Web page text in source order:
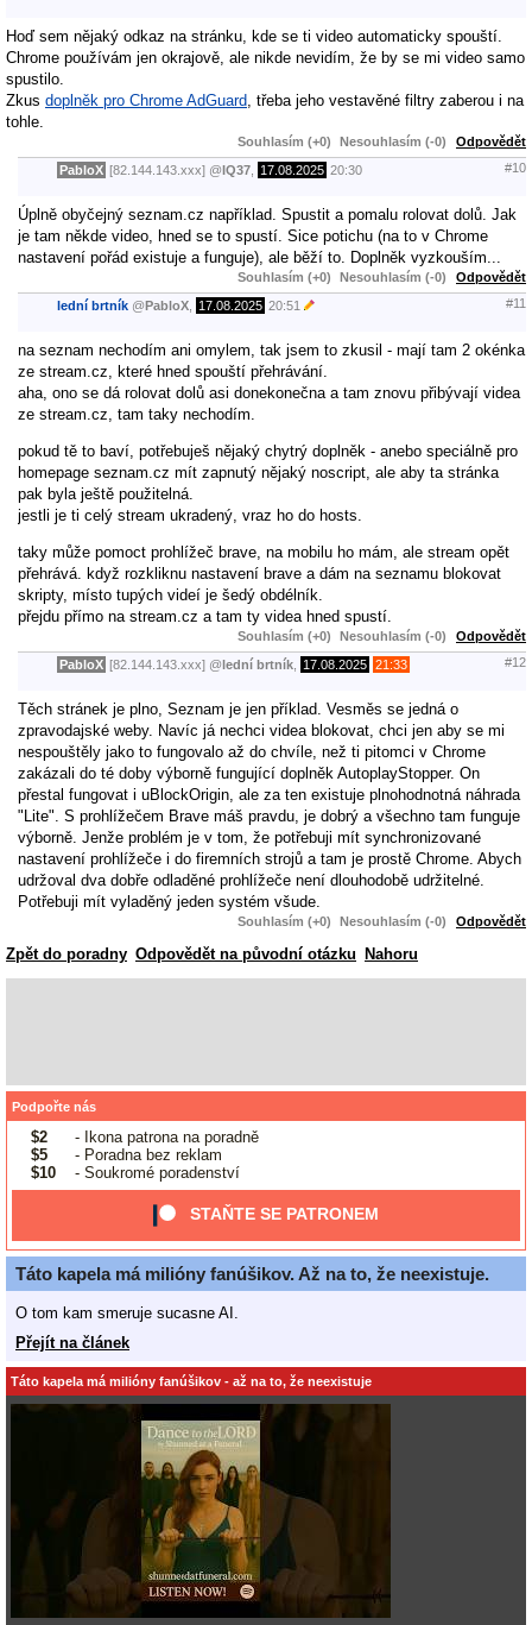
Hoď sem nějaký odkaz na stránku, kde se ti video automaticky spouští.
Chrome používám jen okrajově, ale nikde nevidím, že by se mi video samo
spustilo.
Zkus doplněk pro Chrome AdGuard , třeba jeho vestavěné filtry zaberou i na
tohle.
Souhlasím (+0) Nesouhlasím (-0) Odpovědět
PabloX [82.144.143.xxx] @IQ37 17.08.2025 20:30 #10
Úplně obyčejný seznam.cz například. Spustit a pomalu rolovat dolů. Jak
je tam někde video, hned se to spustí. Sice potichu (na to v Chrome
nastavení pořád existuje a funguje), ale běží to. Doplněk vyzkouším...
Souhlasím (+0) Nesouhlasím (-0) Odpovědět
lední brtník @PabloX 17.08.2025 20:51 #11
na seznam nechodím ani omylem, tak jsem to zkusil - mají tam 2 okénka
ze stream.cz, které hned spouští přehrávání.
aha, ono se dá rolovat dolů asi donekonečna a tam znovu přibývají videa
ze stream.cz, tam taky nechodím.
pokud tě to baví, potřebuješ nějaký chytrý doplněk - anebo speciálně pro
homepage seznam.cz mít zapnutý nějaký noscript, ale aby ta stránka
pak byla ještě použitelná.
jestli je ti celý stream ukradený, vraz ho do hosts.
taky může pomoct prohlížeč brave, na mobilu ho mám, ale stream opět
přehrává. když rozkliknu nastavení brave a dám na seznamu blokovat
skripty, místo tupých videí je šedý obdélník.
přejdu přímo na stream.cz a tam ty videa hned spustí.
Souhlasím (+0) Nesouhlasím (-0) Odpovědět
PabloX [82.144.143.xxx] @lední brtník 17.08.2025 21:33 #12
Těch stránek je plno, Seznam je jen příklad. Vesměs se jedná o
zpravodajské weby. Navíc já nechci videa blokovat, chci jen aby se mi
nespouštěly jako to fungovalo až do chvíle, než ti pitomci v Chrome
zakázali do té doby výborně fungující doplněk AutoplayStopper. On
přestal fungovat i uBlockOrigin, ale za ten existuje plnohodnotná náhrada
"Lite". S prohlížečem Brave máš pravdu, je dobrý a všechno tam funguje
výborně. Jenže problém je v tom, že potřebuji mít synchronizované
nastavení prohlížeče i do firemních strojů a tam je prostě Chrome. Abych
udržoval dva dobře odladěné prohlížeče není dlouhodobě udržitelné.
Potřebuji mít vyladěný jeden systém všude.
Souhlasím (+0) Nesouhlasím (-0) Odpovědět
Zpět do poradny Odpovědět na původní otázku Nahoru
Podpořte nás
$2
- Ikona patrona na poradně
$5
- Poradna bez reklam
$10
- Soukromé poradenství
STAŇTE SE PATRONEM
Táto kapela má milióny fanúšikov. Až na to, že neexistuje.
O tom kam smeruje sucasne AI.
Přejít na článek
Táto kapela má milióny fanúšikov - až na to, že neexistuje